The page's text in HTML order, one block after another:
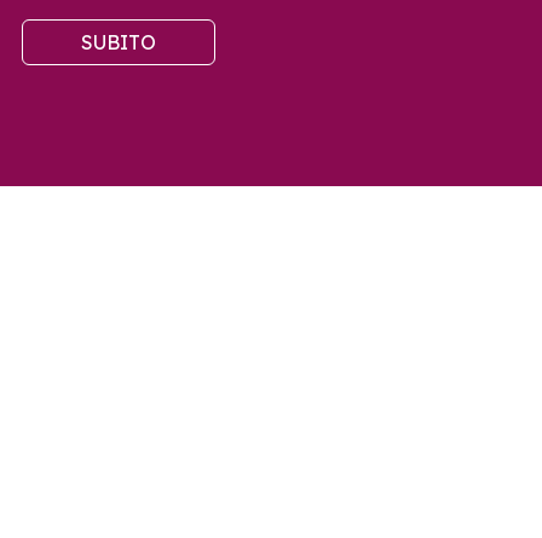
SUBITO